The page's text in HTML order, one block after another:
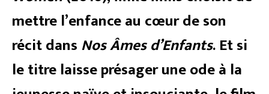
mettre l’enfance au cœur de son
récit dansNos Âmes d’Enfants. Et si
le titre laisse présager une ode à la